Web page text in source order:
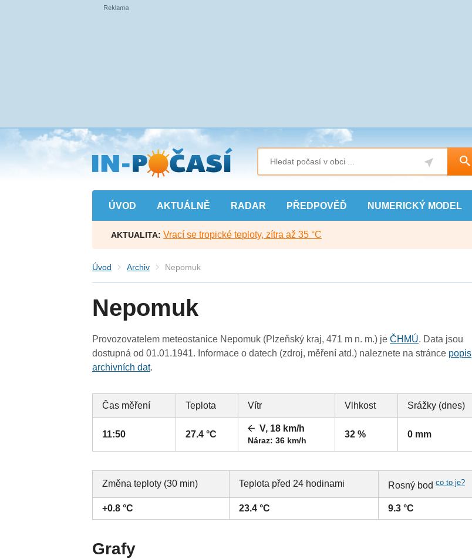
Přejít
na
hlavní
obsah
ÚVOD AKTUÁLNĚ RADAR PŘEDPOVĚĎ NUMERICKÝ MODEL
AKTUALITA: Vrací se tropické teploty, zítra až 35 °C
Úvod Archiv Nepomuk
Nepomuk
Provozovatelem meteostanice Nepomuk (Plzeňský kraj, 471 m n. m.) jeČHMÚ. Data jsou
dostupná od 01.01.1941. Informace o datech (zdroj, měření atd.) naleznete na stránce popis
archivních dat.
Čas měření Teplota Vítr Vlhkost Srážky (dnes)
11:50 27.4 °C
V, 18 km/h
Náraz: 36 km/h
32 % 0 mm
Změna teploty (30 min) Teplota před 24 hodinami Rosný bodco to je?
+0.8 °C 23.4 °C 9.3 °C
Grafy